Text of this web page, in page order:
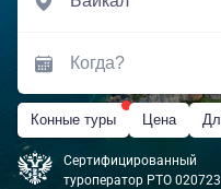
Конные туры Цена
Сертифицированный
туроператор РТО 020723